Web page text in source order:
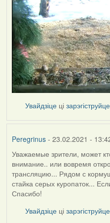
Увайдзіце ці
Peregrinus- 23.02.2021 -
Уважаемые зрители, может
внимание.. или вовремя
трансляцию... Рядом с
стайка серых куропаток...
Спасибо!
Увайдзіце ці